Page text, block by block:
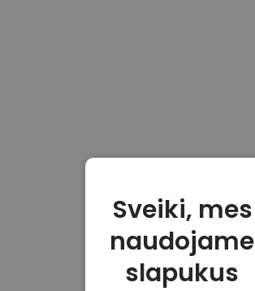
Sveiki, mes
naudojame
slapukus